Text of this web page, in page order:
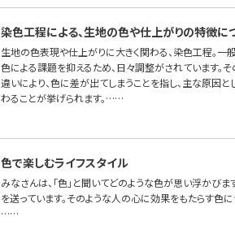
染色工程による、生地の色や仕上がりの特徴に
生地の色表現や仕上がりに大きく関わる、染色工程。
色による課題を抑えるため、日々調整がされています。そ
違いにより、色に差が出てしまうことを指し、主な原
わることが挙げられます。……
色で楽しむライフスタイル
みなさんは、「色」と聞いてどのような色が思い浮かび
を送っています。そのような人の心に効果をもたらす色
……